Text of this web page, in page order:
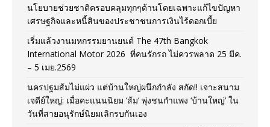
นโยบายช่วยชาติครอบคลุมทุกๆด้านโดยเฉพาะแก้ไขปัญหา
เศรษฐกิจและหนี้สินของประชาชนการเงินไร้ดอกเบี้ย
เริ่มแล้วงานมหกรรมยานยนต์ The 47th Bangkok
International Motor 2026 ที่คนรักรถ ไม่ควรพลาด 25 มีค.
– 5 เมย.2569
นครปฐมส้มไม่แผ่ว แต่บ้านใหญ่ผนึกกำลัง สกัด!! เจาะสนาม
เจดีย์ใหญ่: เมื่อคะแนนนิยม ‘ส้ม’ พุ่งชนกำแพง ‘บ้านใหญ่’ ใน
วันที่สายอนุรักษ์นิยมเลิกรบกันเอง